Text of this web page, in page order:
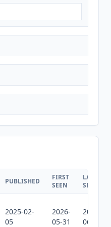
PUBLISHED
FIRST
SEEN
LAST
SEEN
2025-02-
05
2026-
05-31
2026-
06-26